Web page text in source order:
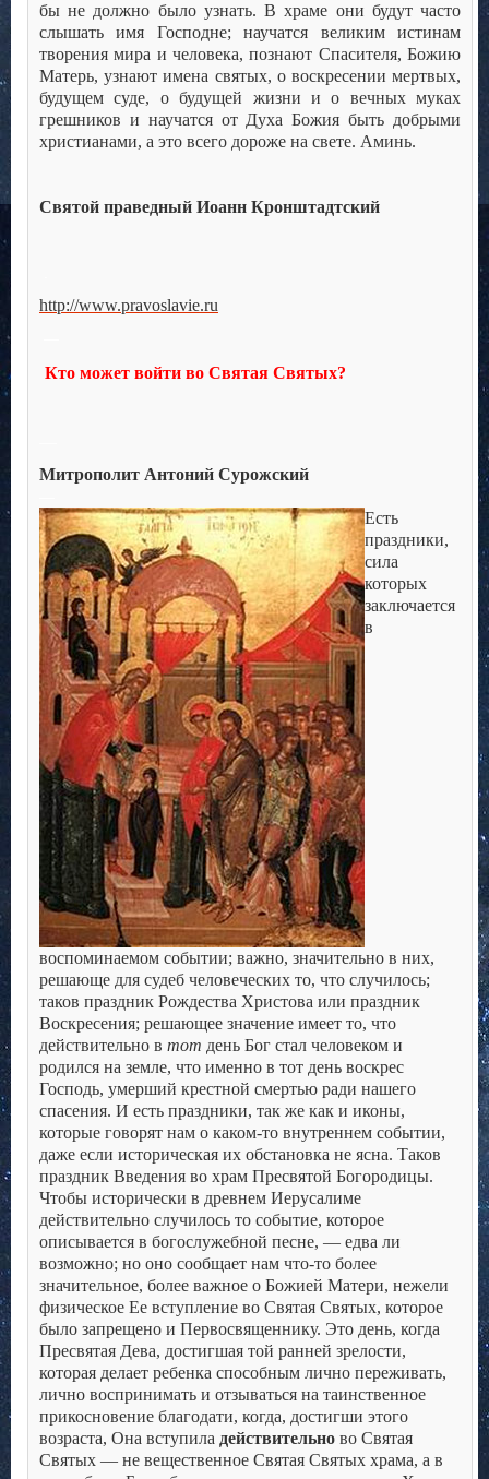
бы не должно было узнать. В храме они будут часто
слышать имя Господне; научатся великим истинам
творения мира и человека, познают Спасителя, Божию
Матерь, узнают имена святых, о воскресении мертвых,
будущем суде, о будущей жизни и о вечных муках
грешников и научатся от Духа Божия быть добрыми
христианами, а это всего дороже на свете. Аминь.
Святой праведный Иоанн Кронштадтский
http://www.pravoslavie.ru
Кто может войти во Святая Святых?
Митрополит Антоний Сурожский
Есть
праздники,
сила
которых
заключается
в
воспоминаемом событии; важно, значительно в них,
решающе для судеб человеческих то, что случилось;
таков праздник Рождества Христова или праздник
Воскресения; решающее значение имеет то, что
действительно в тот день Бог стал человеком и
родился на земле, что именно в тот день воскрес
Господь, умерший крестной смертью ради нашего
спасения. И есть праздники, так же как и иконы,
которые говорят нам о каком-то внутреннем событии,
даже если историческая их обстановка не ясна. Таков
праздник Введения во храм Пресвятой Богородицы.
Чтобы исторически в древнем Иерусалиме
действительно случилось то событие, которое
описывается в богослужебной песне, — едва ли
возможно; но оно сообщает нам что-то более
значительное, более важное о Божией Матери, нежели
физическое Ее вступление во Святая Святых, которое
было запрещено и Первосвященнику. Это день, когда
Пресвятая Дева, достигшая той ранней зрелости,
которая делает ребенка способным лично переживать,
лично воспринимать и отзываться на таинственное
прикосновение благодати, когда, достигши этого
возраста, Она вступила действительно во Святая
Святых — не вещественное Святая Святых храма, а в